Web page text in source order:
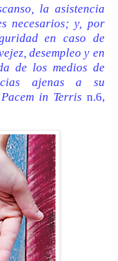
la asistencia
necesarios; y, por
en caso de
desempleo y en
de los medios de
ajenas a su
Pacem in Terris n.6,